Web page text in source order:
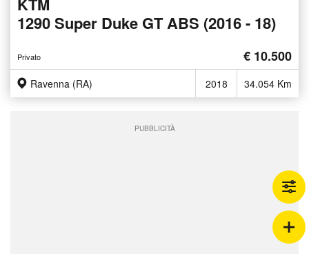
1290 Super Duke GT ABS (2016 - 18)
Privato € 10.500
Ravenna (RA) 2018 34.054 Km
PUBBLICITÀ